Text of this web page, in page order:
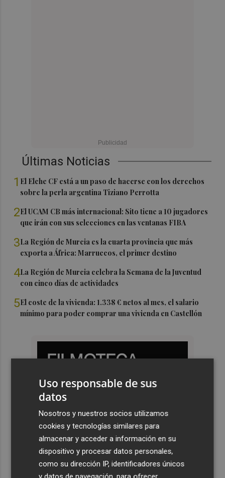
Últimas Noticias
1 El Elche CF está a un paso de hacerse con los derechos
sobre la perla argentina Tiziano Perrotta
2El UCAM CB más internacional: Sito tiene a 10 jugadores
que irán con sus selecciones en las ventanas FIBA
3La Región de Murcia es la cuarta provincia que más
exporta a África: Marruecos, el primer destino
4La Región de Murcia celebra la Semana de la Juventud
con cinco días de actividades
5El coste de la vivienda: 1.338 € netos al mes, el salario
mínimo para poder comprar una vivienda en Castellón
Uso responsable de sus
datos
Nosotros y nuestros socios utilizamos
cookies y tecnologías similares para
almacenar y acceder a información en su
dispositivo y procesar datos personales,
como su dirección IP, identificadores únicos